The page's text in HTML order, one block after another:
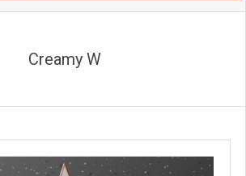
Creamy W